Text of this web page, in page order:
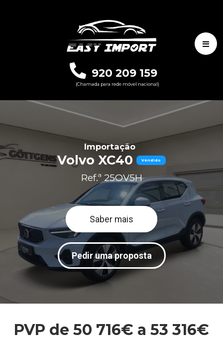
920 209 159
(Chamada para rede móvel nacional)
Importação
Volvo XC40 Vendido
Ref.ª 25OV5H
Saber mais
Pedir uma proposta
PVP de 50 716€ a 53 316€